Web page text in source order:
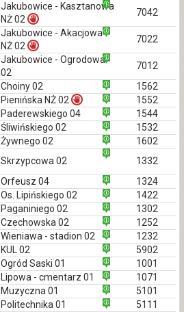
Jakubowice - Kasztanowa
NŻ 02
7042
Jakubowice - Akacjowa
NŻ 02
7022
Jakubowice - Ogrodowa
02
7012
Choiny 02
1562
Pienińska NŻ 02
1552
Paderewskiego 04
1544
Śliwińskiego 02
1532
Żywnego 02
1602
Skrzypcowa 02
1332
Orfeusz 04
1324
Os. Lipińskiego 02
1422
Paganiniego 02
1302
Czechowska 02
1252
Wieniawa - stadion 02
1232
KUL 02
5902
Ogród Saski 01
1001
Lipowa - cmentarz 01
1071
Muzyczna 01
5101
Politechnika 01
5111